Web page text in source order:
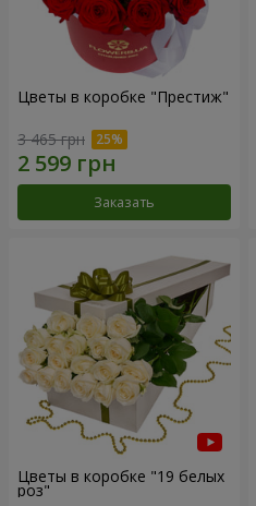
Цветы в коробке "Престиж"
3 465 грн
Заказать
Цветы в коробке "19 белых
роз"